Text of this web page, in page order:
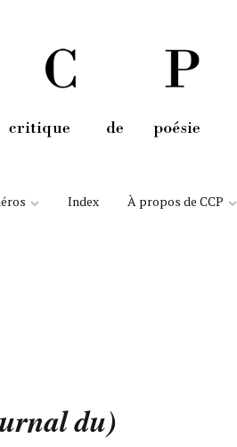
Aller au contenu
Index À propos de CCP
du)